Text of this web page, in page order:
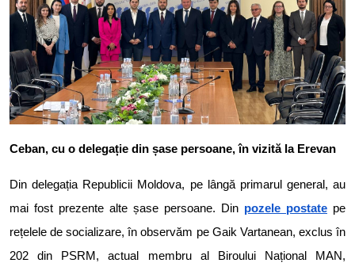
Ceban, cu o delegație din șase persoane, în vizită la Erevan
Din delegația Republicii Moldova, pe lângă primarul general, au
mai fost prezente alte șase persoane. Din pozele postate pe
rețelele de socializare, în observăm pe Gaik Vartanean, exclus în
202 din PSRM, actual membru al Biroului Național MAN,